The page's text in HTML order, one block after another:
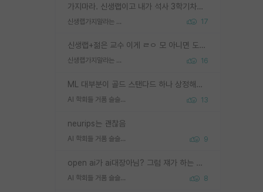
가지마라. 신생랩이고 내가 석사 3학기차인데 최고참인데 나도 아무것도 모르는데 교수가 후배들 왜 논문 교육 안시키냐. 논문 왜 안 써오냐 닦달한다
신생랩가지말라는 이유가 있었구나 17
신생랩+젊은 교수 이게 ㄹㅇ 모 아니면 도인듯.
신생랩가지말라는 이유가 있었구나 16
ML 대부분이 골드 스탠다드 하나 상정해놓고 (벤치마크 데이터셋이 여러 개면 여러 개 상정) 그거 얼마나 잘 맞추나 싸움임 가끔 번뜩이는 설계 철학을 보여주는 논문들도 있지만 대부분 그거 성적 얼마나 더 올리느라에 혈안이 되어 있는 측면이 잇음
AI 학회들 거품 슬슬 지적이 나오네요 13
neurips는 괜찮음
AI 학회들 거품 슬슬 지적이 나오네요 9
open ai가 ai대장아님? 그럼 쟤가 하는 말이 다 맞겠네
AI 학회들 거품 슬슬 지적이 나오네요 8